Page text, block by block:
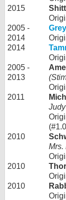
2015
2005 -
2014
2014
2005 -
2013
2011
2010
Mrs.
2010
2010